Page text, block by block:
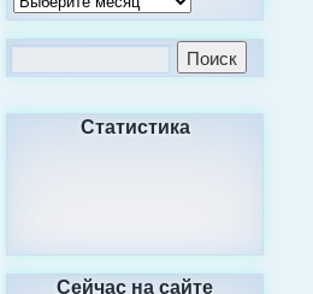
Статистика
Сейчас на сайте